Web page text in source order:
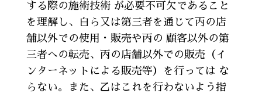
する際の施術技術 が必要不可欠であること
を理解し、自ら又は第三者を通じて丙の店
舗以外での使用・販売や丙の 顧客以外の第
三者への転売、丙の店舗以外での販売（イ
ンターネットによる販売等）を行っては な
らない。また、乙はこれを行わないよう指